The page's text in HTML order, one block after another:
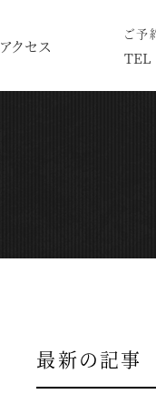
アクセス
ご予
TEL
最新の記事